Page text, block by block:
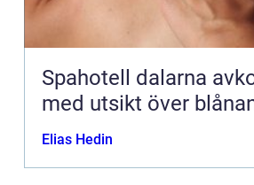
Spahotell dalarna avkoppling
med utsikt över
Elias Hedin